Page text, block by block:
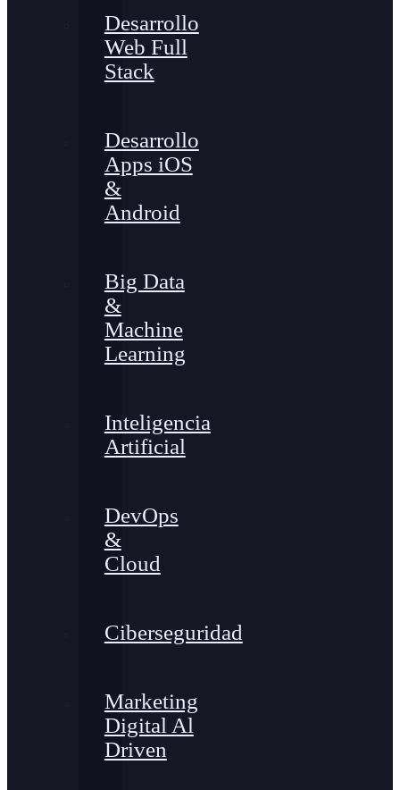
Desarrollo
Web Full
Stack
Desarrollo
Apps iOS
&
Android
Big Data
&
Machine
Learning
Inteligencia
Artificial
DevOps
&
Cloud
Ciberseguridad
Marketing
Digital Al
Driven